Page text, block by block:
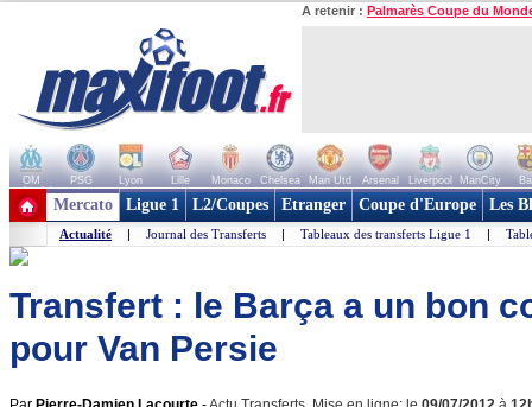
A retenir : Palmarès Coupe du
OM PSG Lyon Lille Monaco Chelsea Man Utd Arsenal Liverpool ManCity
+ de clubs
Mercato Ligue 1 L2/Coupes Etranger Coupe d'Europe Les
Actualité | Journal des Transferts | Tableaux des transferts Ligue 1 |
Transfert : le Barça a un bon
pour Van Persie